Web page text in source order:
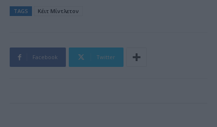
TAGS Κέιτ Μίντλετον
Facebook Twitter